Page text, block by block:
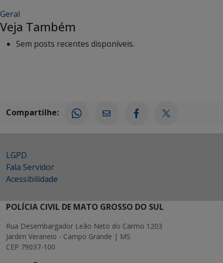
Geral
Veja Também
Sem posts recentes disponíveis.
Compartilhe:
LGPD
Fala Servidor
Acessibilidade
POLÍCIA CIVIL DE MATO GROSSO DO SUL
Rua Desembargador Leão Neto do Carmo 1203
Jardim Veraneio - Campo Grande | MS
CEP 79037-100